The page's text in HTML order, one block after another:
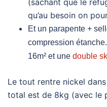
qu’au besoin on
Et un parapente +
compression
16m² et une double
Le tout rentre nickel
total est de 8kg (avec le